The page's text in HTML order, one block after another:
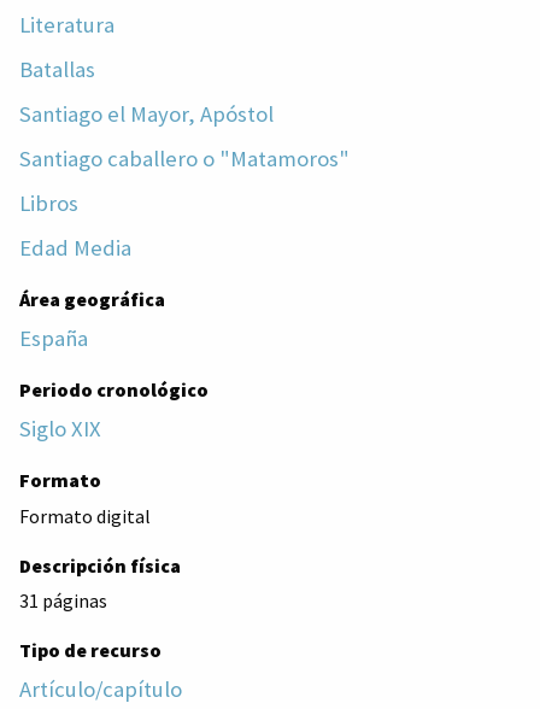
Literatura
Batallas
Santiago el Mayor, Apóstol
Santiago caballero o "Matamoros"
Libros
Edad Media
Área geográfica
España
Periodo cronológico
Siglo XIX
Formato
Formato digital
Descripción física
31 páginas
Tipo de recurso
Artículo/capítulo